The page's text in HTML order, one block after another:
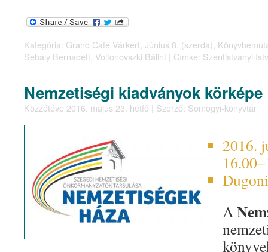
Kategória: Grand Café Várkert Június 8. (szerda)
Sebály Bernadett Vojtonovszki Bálint | Címke: Szentistványi
Nemzetiségi kiadványok körképe
Közzétéve 2016. május 23. hétfő | Szerző: Somogyi-könyvtár
2016.
A